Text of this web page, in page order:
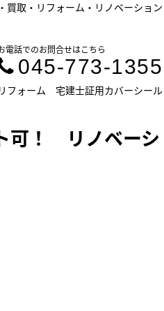
取・リフォーム・リノベーション
電話でのお問合せはこちら
045-773-1355
フォーム 宅建士証用カバーシール
可！ リノベーシ